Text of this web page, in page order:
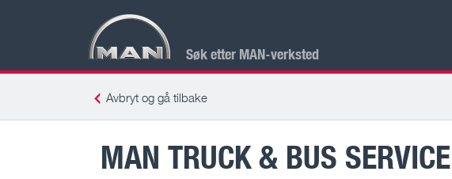
Søk etter MAN-verksted
Avbryt og gå tilbake
MAN TRUCK & BUS